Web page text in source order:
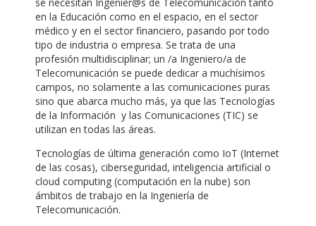
en la Educación como en el espacio, en el sector
médico y en el sector financiero, pasando por todo
tipo de industria o empresa. Se trata de una
profesión multidisciplinar; un /a Ingeniero/a de
Telecomunicación se puede dedicar a muchísimos
campos, no solamente a las comunicaciones puras
sino que abarca mucho más, ya que las Tecnologías
de la Información y las Comunicaciones (TIC) se
utilizan en todas las áreas.
Tecnologías de última generación como IoT (Internet
de las cosas), ciberseguridad, inteligencia artificial o
cloud computing (computación en la nube) son
ámbitos de trabajo en la Ingeniería de
Telecomunicación.